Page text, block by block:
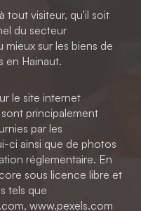
tout visiteur, qu'il soit
du secteur
mieux sur les biens de
en Hainaut.
le site internet
principalement
par les
ci ainsi que de photos
réglementaire. En
sous licence libre et
tels que
www.pexels.com